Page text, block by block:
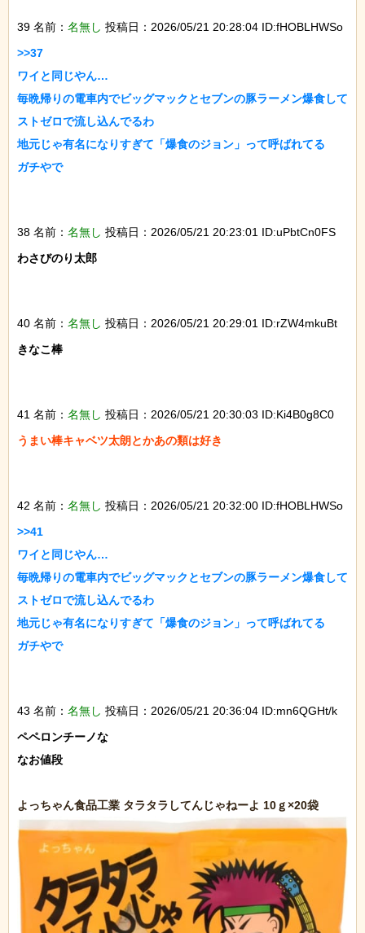
39 名前： 名無し 投稿日：2026/05/21 20:28:04 ID:fHOBLHWSo
>>37
ワイと同じやん…
毎晩帰りの電車内でビッグマックとセブンの豚ラーメン爆食して
ストゼロで流し込んでるわ
地元じゃ有名になりすぎて「爆食のジョン」って呼ばれてる
ガチやで
38 名前： 名無し 投稿日：2026/05/21 20:23:01 ID:uPbtCn0FS
わさびのり太郎
40 名前： 名無し 投稿日：2026/05/21 20:29:01 ID:rZW4mkuBt
きなこ棒
41 名前： 名無し 投稿日：2026/05/21 20:30:03 ID:Ki4B0g8C0
うまい棒キャベツ太朗とかあの類は好き
42 名前： 名無し 投稿日：2026/05/21 20:32:00 ID:fHOBLHWSo
>>41
ワイと同じやん…
毎晩帰りの電車内でビッグマックとセブンの豚ラーメン爆食して
ストゼロで流し込んでるわ
地元じゃ有名になりすぎて「爆食のジョン」って呼ばれてる
ガチやで
43 名前： 名無し 投稿日：2026/05/21 20:36:04 ID:mn6QGHt/k
ペペロンチーノな
なお値段